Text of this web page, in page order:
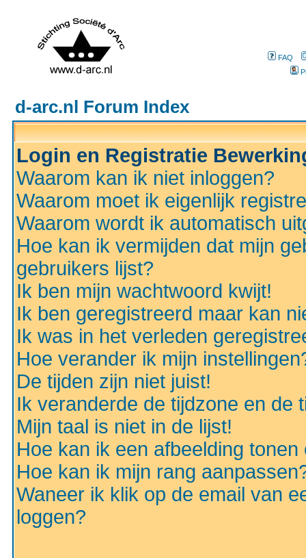
FAQ
d-arc.nl Forum Index
Login en Registratie
Waarom kan ik niet inloggen?
Waarom moet ik eigenlijk
Waarom wordt ik automatisch
Hoe kan ik vermijden dat mijn
gebruikers lijst?
Ik ben mijn wachtwoord kwijt!
Ik ben geregistreerd maar kan
Ik was in het verleden
Hoe verander ik mijn
De tijden zijn niet juist!
Ik veranderde de tijdzone en de
Mijn taal is niet in de lijst!
Hoe kan ik een afbeelding
Hoe kan ik mijn rang
Waneer ik klik op de email van
loggen?